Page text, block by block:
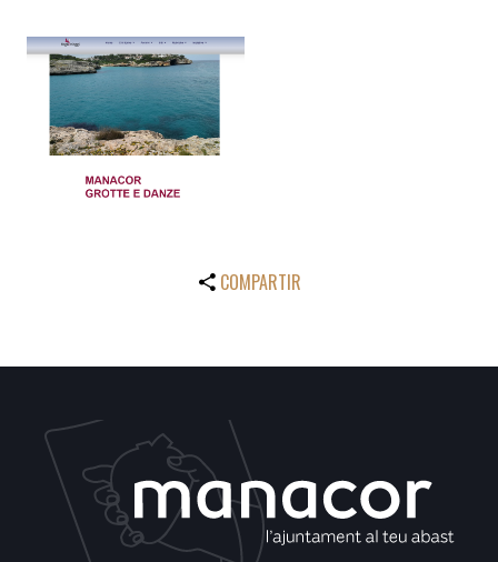
COMPARTIR